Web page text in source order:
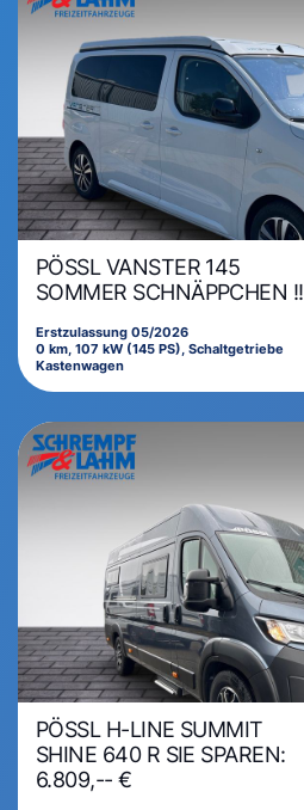
PÖSSL VANSTER 145
SOMMER SCHNÄPPCHEN !!
Erstzulassung 05/2026
0 km, 107 kW (145 PS), Schaltgetriebe
Kastenwagen
PÖSSL H-LINE SUMMIT
SHINE 640 R SIE SPAREN:
6.809,-- €